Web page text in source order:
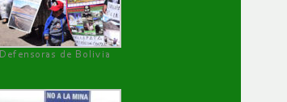
Defensoras de Bolivia